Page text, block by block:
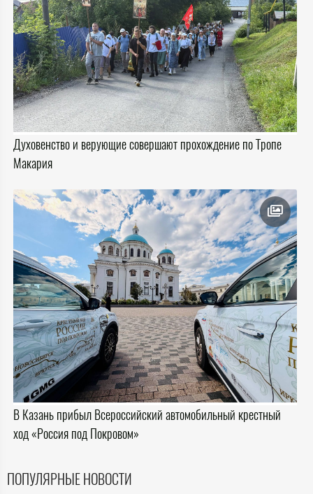
Духовенство и верующие совершают прохождение по Тропе
Макария
В Казань прибыл Всероссийский автомобильный крестный
ход «Россия под Покровом»
ПОПУЛЯРНЫЕ НОВОСТИ